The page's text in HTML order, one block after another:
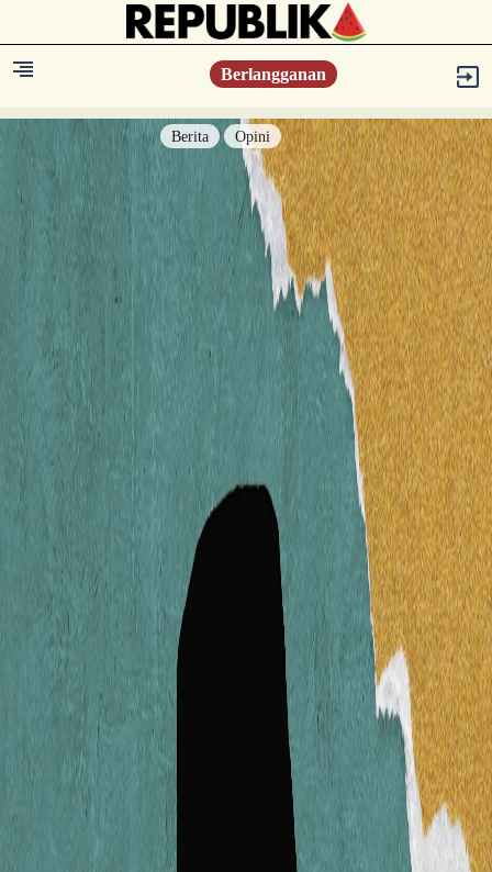
Berlangganan
Berita Opini
Berita
Islam Digest
Hikmah
Opini
Konsultasi Syariah
Resonansi
Sejarah
Lensa
Iqtishodia
Sastra
Literasi Umat